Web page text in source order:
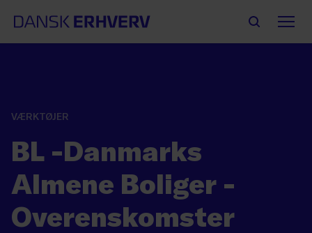
VÆRKTØJER
BL -Danmarks
Almene Boliger -
Overenskomster